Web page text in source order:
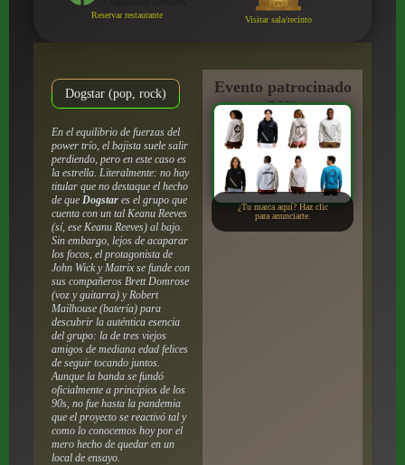
Reservar restaurante Visitar sala/recinto
Dogstar (pop, rock)
En el equilibrio de fuerzas del
power trío, el bajista suele salir
perdiendo, pero en este caso es
la estrella. Literalmente: no hay
titular que no destaque el hecho
de que Dogstares el grupo que
cuenta con un tal Keanu Reeves
(sí, ese Keanu Reeves) al bajo.
Sin embargo, lejos de acaparar
los focos, el protagonista de
John WickyMatrixse funde con
sus compañeros Brett Domrose
(voz y guitarra) y Robert
Mailhouse (batería) para
descubrir la auténtica esencia
del grupo: la de tres viejos
amigos de mediana edad felices
de seguir tocando juntos.
Aunque la banda se fundó
oficialmente a principios de los
90s, no fue hasta la pandemia
que el proyecto se reactivó tal y
como lo conocemos hoy por el
mero hecho de quedar en un
local de ensayo.
Evento patrocinado
por:
¿Tu marca aquí? Haz clic
para anunciarte.